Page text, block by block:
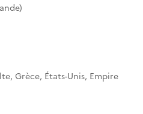
Grèce, États-Unis, Empire